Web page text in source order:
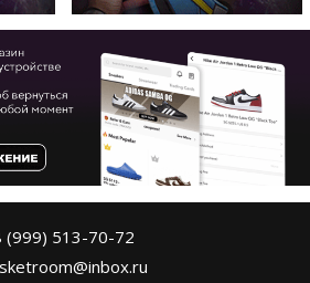
(999) 513-70-72